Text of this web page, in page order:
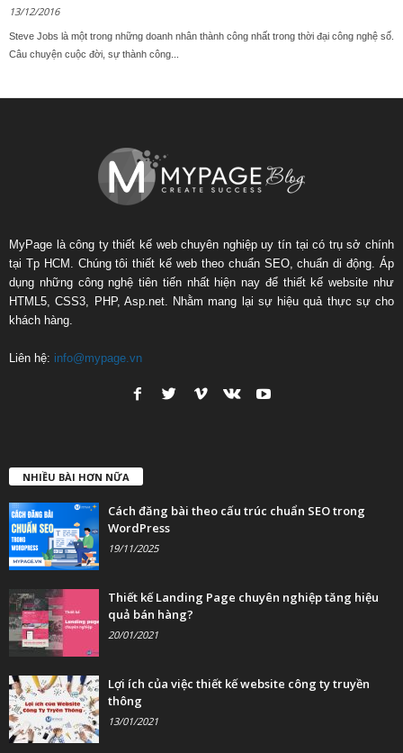
13/12/2016
Steve Jobs là một trong những doanh nhân thành công nhất trong thời đại công nghệ số.
Câu chuyện cuộc đời, sự thành công...
MyPage là công ty thiết kế web chuyên nghiệp uy tín tại có trụ sở chính
tại Tp HCM. Chúng tôi thiết kế web theo chuẩn SEO, chuẩn di động. Áp
dụng những công nghệ tiên tiến nhất hiện nay để thiết kế website như
HTML5, CSS3, PHP, Asp.net. Nhằm mang lại sự hiệu quả thực sự cho
khách hàng.
Liên hệ: info@mypage.vn
NHIỀU BÀI HƠN NỮA
Cách đăng bài theo cấu trúc chuẩn SEO trong
WordPress
19/11/2025
Thiết kế Landing Page chuyên nghiệp tăng hiệu
quả bán hàng?
20/01/2021
Lợi ích của việc thiết kế website công ty truyền
thông
13/01/2021